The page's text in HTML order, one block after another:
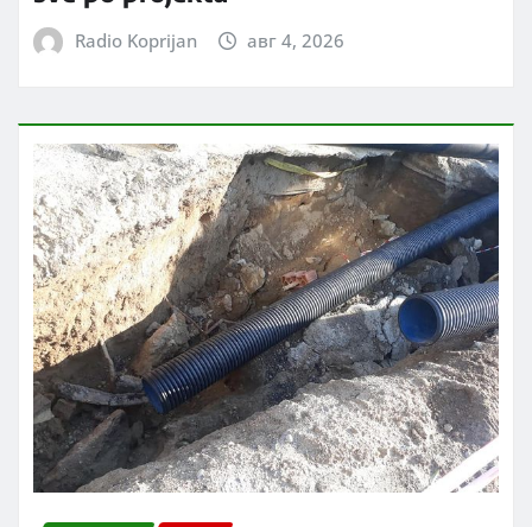
Radio Koprijan авг 4, 2026